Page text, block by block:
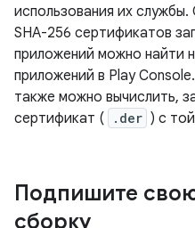
использования их
SHA-256 сертификатов
приложений можно найти
приложений в Play
также можно вычислить,
сертификат (
.der ) с
Подпишите
сборку